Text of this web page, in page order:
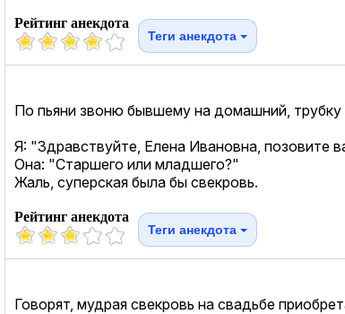
Рейтинг анекдота
Теги анекдота
По пьяни звоню бывшему на домашний, трубку
Я: "Здравствуйте, Елена Ивановна, позовите
Она: "Старшего или младшего?"
Жаль, суперская была бы свекровь.
Рейтинг анекдота
Теги анекдота
Говорят, мудрая свекровь на свадьбе